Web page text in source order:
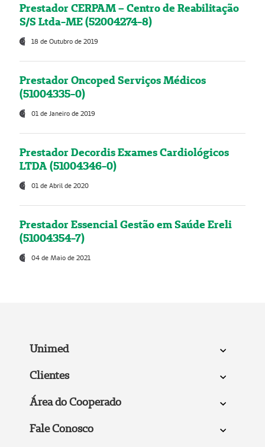
Prestador CERPAM – Centro de Reabilitação
S/S Ltda-ME (52004274-8)
18 de Outubro de 2019
Prestador Oncoped Serviços Médicos
(51004335-0)
01 de Janeiro de 2019
Prestador Decordis Exames Cardiológicos
LTDA (51004346-0)
01 de Abril de 2020
Prestador Essencial Gestão em Saúde Ereli
(51004354-7)
04 de Maio de 2021
Unimed
Clientes
Área do Cooperado
Fale Conosco